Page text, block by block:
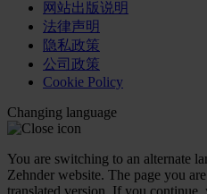
网站出版说明
法律声明
隐私政策
公司政策
Cookie Policy
Changing language
You are switching to an alternate
Zehnder website. The page you
translated version. If you